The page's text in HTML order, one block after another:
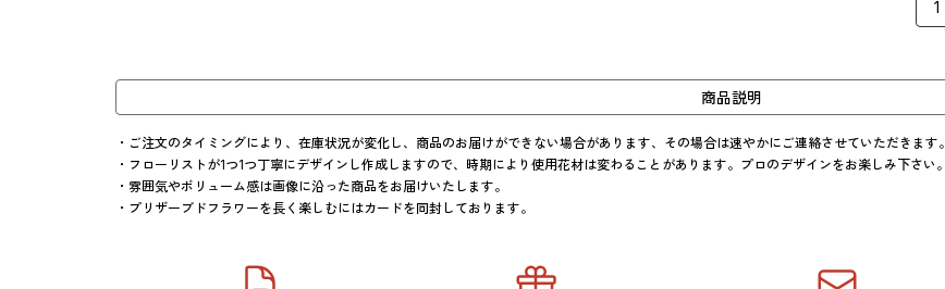
商品説明
・ご注文のタイミングにより、在庫状況が変化し、商品のお届けができない場合があります、その場合は速やかにご連絡させていただきます。
・フローリストが1つ1つ丁寧にデザインし作成しますので、時期により使用花材は変わることがあります。プロのデザインをお楽しみ下さい。
・雰囲気やボリューム感は画像に沿った商品をお届けいたします。
・プリザーブドフラワーを長く楽しむにはカードを同封しております。